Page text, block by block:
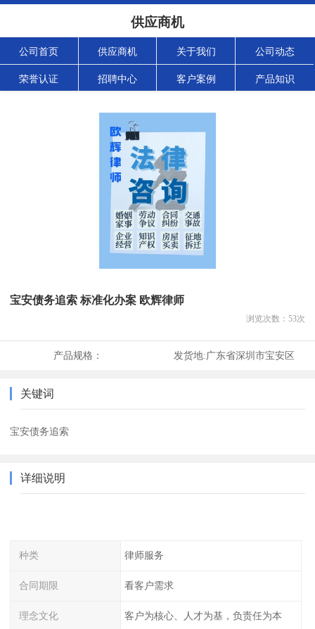
供应商机
公司首页 供应商机 关于我们 公司动态
荣誉认证 招聘中心 客户案例 产品知识
宝安债务追索 标准化办案 欧辉律师
浏览次数： 53次
产品规格： 发货地:广东省深圳市宝安区
关键词
宝安债务追索
详细说明
种类 律师服务
合同期限 看客户需求
理念文化 客户为核心、人才为基，负责任为本